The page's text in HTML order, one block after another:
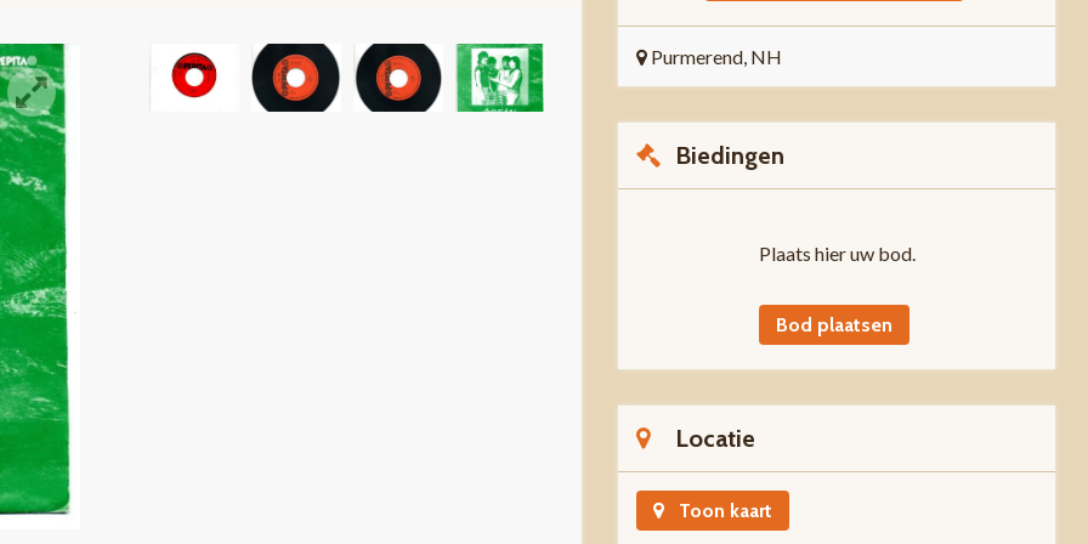
Purmerend, NH
Biedingen
Plaats hier uw bod.
Bod plaatsen
Locatie
Toon kaart